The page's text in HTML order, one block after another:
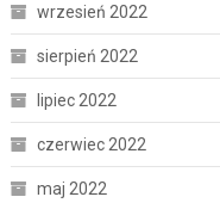
wrzesień 2022
sierpień 2022
lipiec 2022
czerwiec 2022
maj 2022